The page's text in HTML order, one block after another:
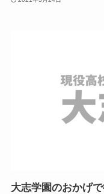
大志学園のおかげ